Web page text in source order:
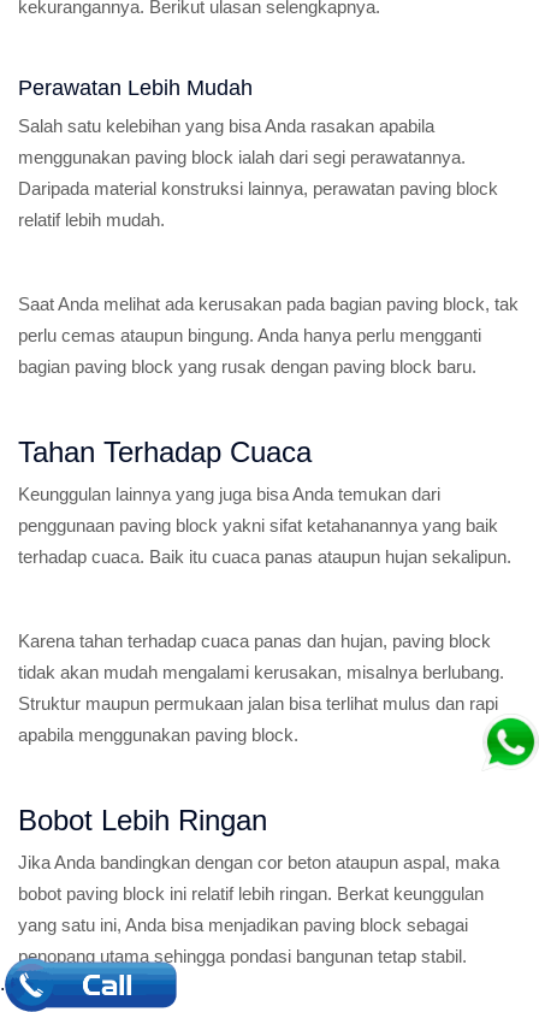
kekurangannya. Berikut ulasan selengkapnya.
Perawatan Lebih Mudah
Salah satu kelebihan yang bisa Anda rasakan apabila
menggunakan paving block ialah dari segi perawatannya.
Daripada material konstruksi lainnya, perawatan paving block
relatif lebih mudah.
Saat Anda melihat ada kerusakan pada bagian paving block, tak
perlu cemas ataupun bingung. Anda hanya perlu mengganti
bagian paving block yang rusak dengan paving block baru.
Tahan Terhadap Cuaca
Keunggulan lainnya yang juga bisa Anda temukan dari
penggunaan paving block yakni sifat ketahanannya yang baik
terhadap cuaca. Baik itu cuaca panas ataupun hujan sekalipun.
Karena tahan terhadap cuaca panas dan hujan, paving block
tidak akan mudah mengalami kerusakan, misalnya berlubang.
Struktur maupun permukaan jalan bisa terlihat mulus dan rapi
apabila menggunakan paving block.
Bobot Lebih Ringan
Jika Anda bandingkan dengan cor beton ataupun aspal, maka
bobot paving block ini relatif lebih ringan. Berkat keunggulan
yang satu ini, Anda bisa menjadikan paving block sebagai
penopang utama sehingga pondasi bangunan tetap stabil.
.